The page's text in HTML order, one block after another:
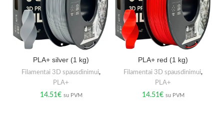
PLA+ silver (1 kg)
Filamentai 3D spausdinimui,
PLA+
14.51€ su PVM
PLA+ red (1 kg)
Filamentai 3D spausdinimui,
PLA+
14.51€ su PVM